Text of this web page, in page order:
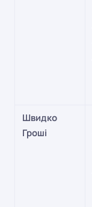
Швидко
Гроші